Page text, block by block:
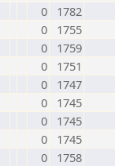
0
1782
0
1755
0
1759
0
1751
0
1747
0
1745
0
1745
0
1745
0
1758